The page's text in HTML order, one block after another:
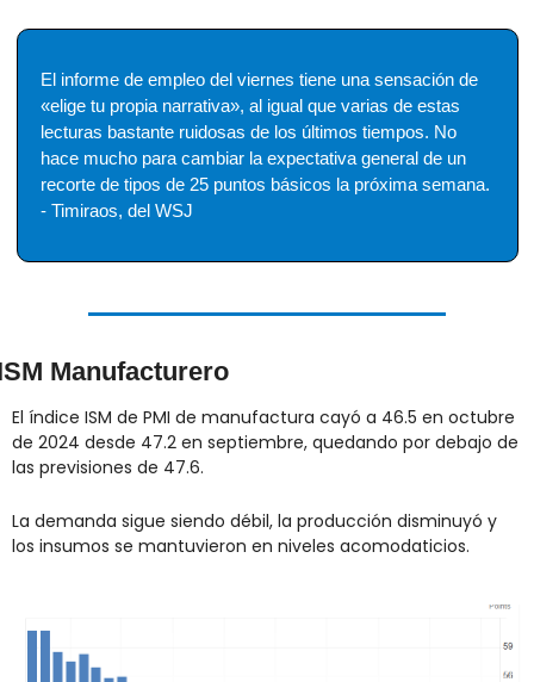
El informe de empleo del viernes tiene una sensación de
«elige tu propia narrativa», al igual que varias de estas
lecturas bastante ruidosas de los últimos tiempos. No
hace mucho para cambiar la expectativa general de un
recorte de tipos de 25 puntos básicos la próxima semana.
- Timiraos, del WSJ
Manufacturero
El índice ISM de PMI de manufactura cayó a 46.5 en octubre
de 2024 desde 47.2 en septiembre, quedando por debajo de
las previsiones de 47.6.
La demanda sigue siendo débil, la producción disminuyó y
los insumos se mantuvieron en niveles acomodaticios.